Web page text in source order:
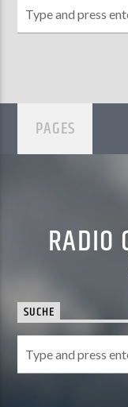
PAGES
RADIO
SUCHE